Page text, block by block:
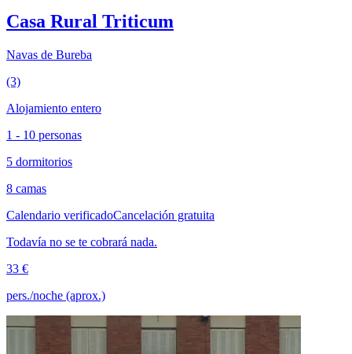
Casa Rural Triticum
Navas de Bureba
(3)
Alojamiento entero
1 - 10 personas
5 dormitorios
8 camas
Calendario verificadoCancelación gratuita
Todavía no se te cobrará nada.
33 €
pers./noche (aprox.)